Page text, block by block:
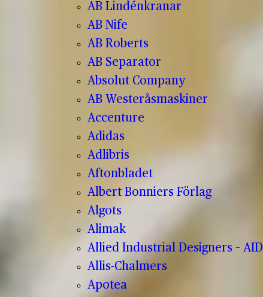
AB Lindénkranar
AB Nife
AB Roberts
AB Separator
Absolut Company
AB Westeråsmaskiner
Accenture
Adidas
Adlibris
Aftonbladet
Albert Bonniers Förlag
Algots
Alimak
Allied Industrial Designers – AID
Allis-Chalmers
Apotea